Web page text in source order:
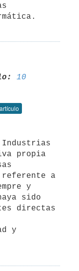
10
propia
a
y
sido
directas
y